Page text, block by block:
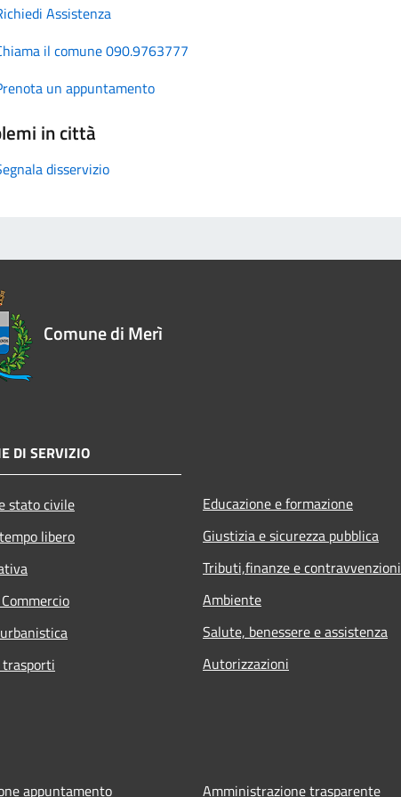
Assistenza
il comune 090.9763777
un appuntamento
in città
disservizio
Comune di Merì
DI SERVIZIO
stato civile
libero
Educazione e formazione
Giustizia e sicurezza pubblica
Tributi,finanze e contravvenzioni
Ambiente
Salute, benessere e assistenza
Autorizzazioni
appuntamento Amministrazione trasparente